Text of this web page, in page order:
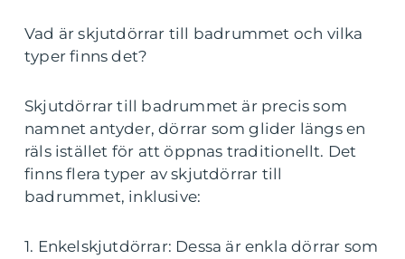
Vad är skjutdörrar till badrummet och vilka
typer finns det?
Skjutdörrar till badrummet är precis som
namnet antyder, dörrar som glider längs en
räls istället för att öppnas traditionellt. Det
finns flera typer av skjutdörrar till
badrummet, inklusive:
1. Enkelskjutdörrar: Dessa är enkla dörrar som